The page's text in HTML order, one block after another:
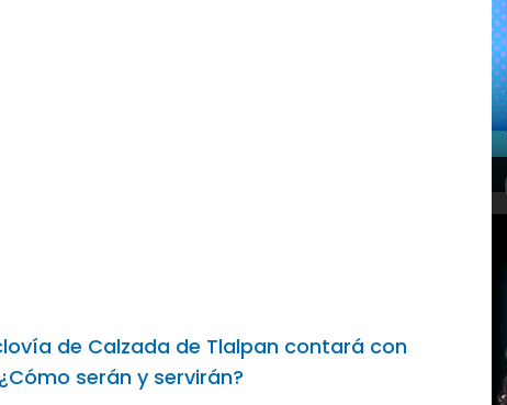
de Calzada de Tlalpan contará con
serán y servirán?